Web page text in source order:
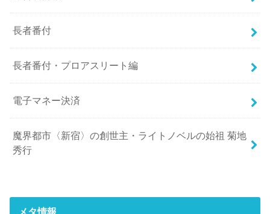
長者番付
長者番付・プロアスリート編
電子マネー決済
魔界都市〈新宿〉の創世主・ライトノベルの始祖 菊地
秀行
メタ情報